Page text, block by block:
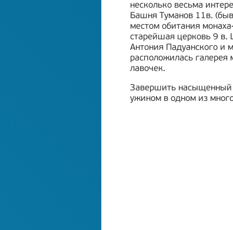
несколько весьма
Башня Туманов 11в.
местом обитания
старейшая церковь 9 в.
Антония Падуанского и
расположилась галерея
лавочек.
Завершить насыщенный
ужином в одном из